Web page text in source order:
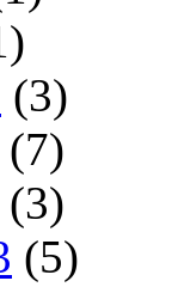
(3)
(7)
(3)
(5)